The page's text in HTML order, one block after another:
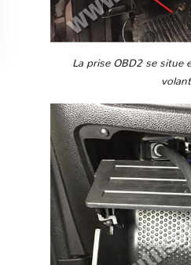
La prise OBD2 se situe
volant